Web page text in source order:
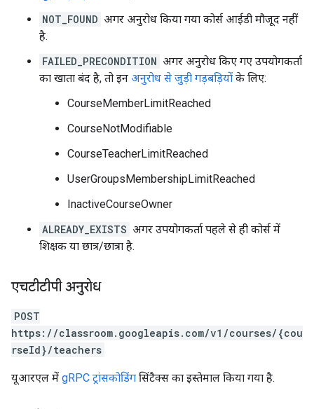
NOT_FOUND अगर अनुरोध किया गया कोर्स आईडी मौजूद नहीं
है.
FAILED_PRECONDITION अगर अनुरोध किए गए उपयोगकर्ता
का खाता बंद है, तो इन अनुरोध से जुड़ी गड़बड़ियों के लिए:
CourseMemberLimitReached
CourseNotModifiable
CourseTeacherLimitReached
UserGroupsMembershipLimitReached
InactiveCourseOwner
ALREADY_EXISTS अगर उपयोगकर्ता पहले से ही कोर्स में
शिक्षक या छात्र/छात्रा है.
एचटीटीपी अनुरोध
POST
https://classroom.googleapis.com/v1/courses/{cou
rseId}/teachers
यूआरएल में gRPC ट्रांसकोडिंग सिंटैक्स का इस्तेमाल किया गया है.